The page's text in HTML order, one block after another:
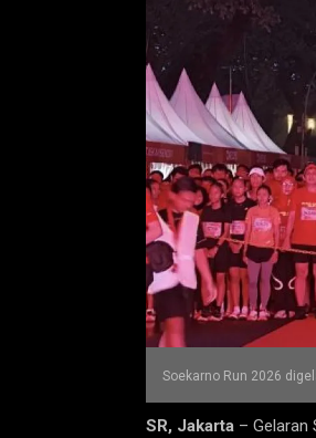
Soekarno Run 2026
SR, Jakarta – Gelaran